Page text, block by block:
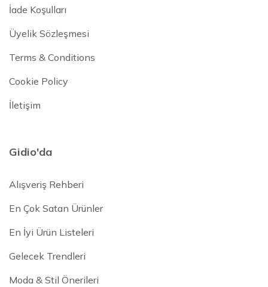
İade Koşulları
Üyelik Sözleşmesi
Terms & Conditions
Cookie Policy
İletişim
Gidio'da
Alışveriş Rehberi
En Çok Satan Ürünler
En İyi Ürün Listeleri
Gelecek Trendleri
Moda & Stil Önerileri